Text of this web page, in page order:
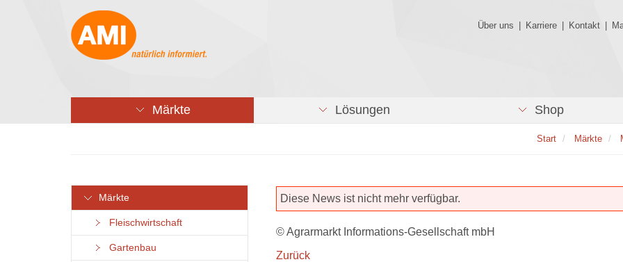
Über uns Karriere Kontakt
Märkte Lösungen Shop
Start Märkte
Märkte
Fleischwirtschaft
Gartenbau
Diese News ist nicht mehr verfügbar.
© Agrarmarkt Informations-Gesellschaft mbH
Zurück